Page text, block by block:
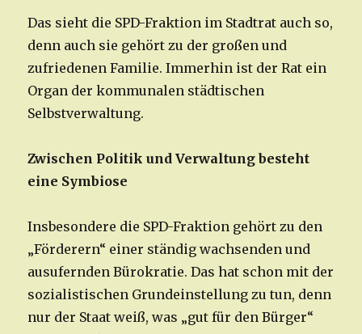
Das sieht die SPD-Fraktion im Stadtrat auch so,
denn auch sie gehört zu der großen und
zufriedenen Familie. Immerhin ist der Rat ein
Organ der kommunalen städtischen
Selbstverwaltung.
Zwischen Politik und Verwaltung besteht
eine Symbiose
Insbesondere die SPD-Fraktion gehört zu den
„Förderern“ einer ständig wachsenden und
ausufernden Bürokratie. Das hat schon mit der
sozialistischen Grundeinstellung zu tun, denn
nur der Staat weiß, was „gut für den Bürger“